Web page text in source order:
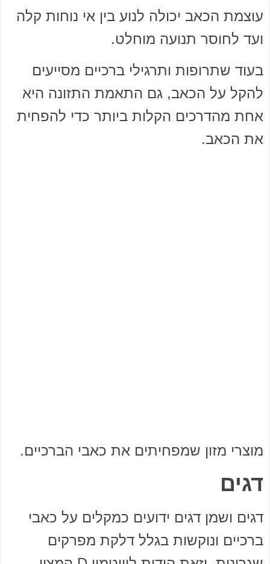
עוצמת הכאב יכולה לנוע בין אי נוחות קלה
ועד לחוסר תנועה מוחלט.
בעוד שתרופות ותרגילי ברכיים מסייעים
להקל על הכאב, גם התאמת התזונה היא
אחת מהדרכים הקלות ביותר כדי להפחית
את הכאב.
מוצרי מזון שמפחיתים את כאבי הברכיים.
דגים
דגים ושמן דגים ידועים כמקלים על כאבי
ברכיים ונוקשות בגלל דלקת מפרקים